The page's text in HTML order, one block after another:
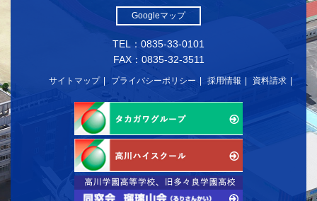
Googleマップ
TEL：0835-33-0101
FAX：0835-32-3511
サイトマップ プライバシーポリシー 採用情報 資料請求